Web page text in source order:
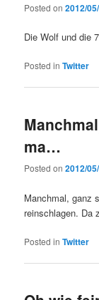
Posted on2012/
Die Wolf und die
Posted in Twitter
ma…
Posted on2012/
Manchmal, ganz
reinschlagen. Da
Posted in Twitter